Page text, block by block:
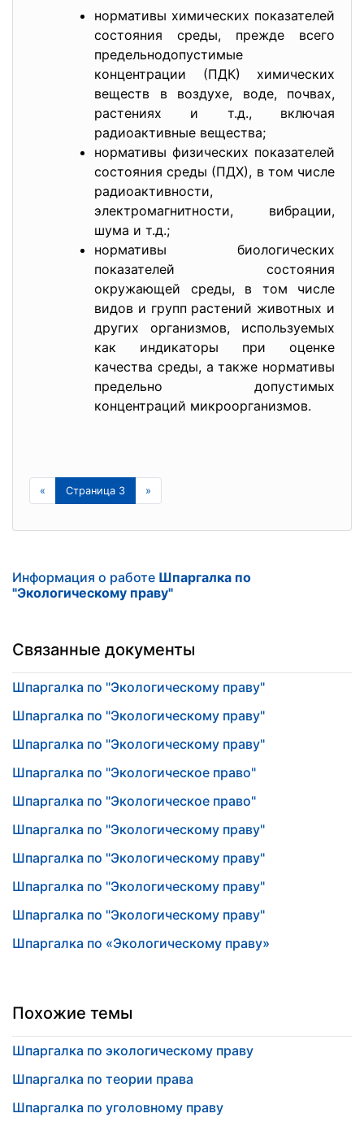
нормативы химических показателей
состояния среды, прежде всего
предельнодопустимые
концентрации (ПДК) химических
веществ в воздухе, воде, почвах,
растениях и т.д., включая
радиоактивные вещества;
нормативы физических показателей
состояния среды (ПДХ), в том числе
радиоактивности,
электромагнитности, вибрации,
шума и т.д.;
нормативы биологических
показателей состояния
окружающей среды, в том числе
видов и групп растений животных и
других организмов, используемых
как индикаторы при оценке
качества среды, а также нормативы
предельно допустимых
концентраций микроорганизмов.
« Страница 3 »
Информация о работе Шпаргалка по
"Экологическому праву"
Связанные документы
Шпаргалка по "Экологическому праву"
Шпаргалка по "Экологическому праву"
Шпаргалка по "Экологическому праву"
Шпаргалка по "Экологическое право"
Шпаргалка по "Экологическое право"
Шпаргалка по "Экологическому праву"
Шпаргалка по "Экологическому праву"
Шпаргалка по "Экологическому праву"
Шпаргалка по "Экологическому праву"
Шпаргалка по «Экологическому праву»
Похожие темы
Шпаргалка по экологическому праву
Шпаргалка по теории права
Шпаргалка по уголовному праву